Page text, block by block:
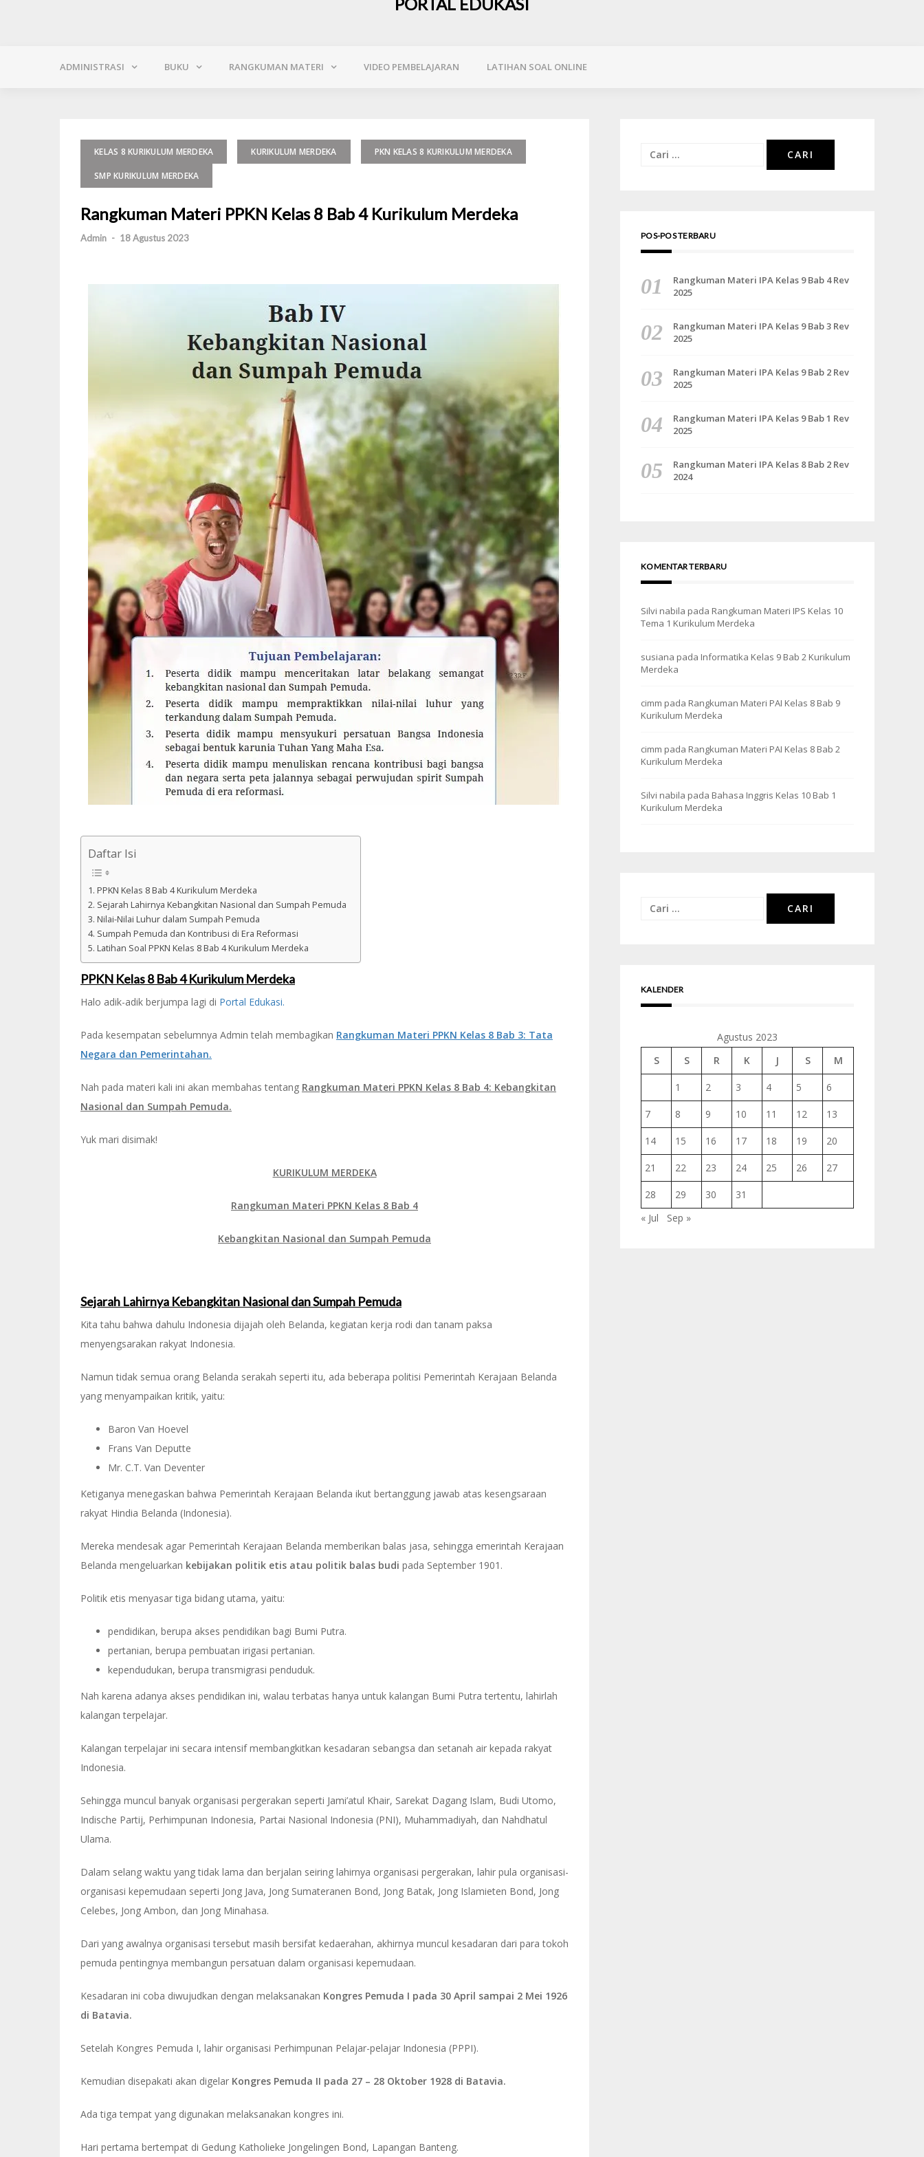
ADMINISTRASI BUKU RANGKUMAN MATERI VIDEO PEMBELAJARAN LATIHAN SOAL ONLINE
KELAS 8 KURIKULUM MERDEKA KURIKULUM MERDEKA PKN KELAS 8 KURIKULUM MERDEKA
SMP KURIKULUM MERDEKA
Rangkuman Materi PPKN Kelas 8 Bab 4 Kurikulum Merdeka
Admin - 18 Agustus 2023
Daftar Isi
PPKN Kelas 8 Bab 4 Kurikulum Merdeka
Sejarah Lahirnya Kebangkitan Nasional dan Sumpah Pemuda
Nilai-Nilai Luhur dalam Sumpah Pemuda
Sumpah Pemuda dan Kontribusi di Era Reformasi
Latihan Soal PPKN Kelas 8 Bab 4 Kurikulum Merdeka
PPKN Kelas 8 Bab 4 Kurikulum Merdeka
Halo adik-adik berjumpa lagi di Portal Edukasi.
Pada kesempatan sebelumnya Admin telah membagikan Rangkuman Materi PPKN Kelas 8 Bab 3: Tata
Negara dan Pemerintahan.
Nah pada materi kali ini akan membahas tentang Rangkuman Materi PPKN Kelas 8 Bab 4: Kebangkitan
Nasional dan Sumpah Pemuda.
Yuk mari disimak!
KURIKULUM MERDEKA
Rangkuman Materi PPKN Kelas 8 Bab 4
Kebangkitan Nasional dan Sumpah Pemuda
Sejarah Lahirnya Kebangkitan Nasional dan Sumpah Pemuda
Kita tahu bahwa dahulu Indonesia dijajah oleh Belanda, kegiatan kerja rodi dan tanam paksa
menyengsarakan rakyat Indonesia.
Namun tidak semua orang Belanda serakah seperti itu, ada beberapa politisi Pemerintah Kerajaan Belanda
yang menyampaikan kritik, yaitu:
Baron Van Hoevel
Frans Van Deputte
Mr. C.T. Van Deventer
Ketiganya menegaskan bahwa Pemerintah Kerajaan Belanda ikut bertanggung jawab atas kesengsaraan
rakyat Hindia Belanda (Indonesia).
Mereka mendesak agar Pemerintah Kerajaan Belanda memberikan balas jasa, sehingga emerintah Kerajaan
Belanda mengeluarkan kebijakan politik etis atau politik balas budi pada September 1901.
Politik etis menyasar tiga bidang utama, yaitu:
pendidikan, berupa akses pendidikan bagi Bumi Putra.
pertanian, berupa pembuatan irigasi pertanian.
kependudukan, berupa transmigrasi penduduk.
Nah karena adanya akses pendidikan ini, walau terbatas hanya untuk kalangan Bumi Putra tertentu, lahirlah
kalangan terpelajar.
Kalangan terpelajar ini secara intensif membangkitkan kesadaran sebangsa dan setanah air kepada rakyat
Indonesia.
Sehingga muncul banyak organisasi pergerakan seperti Jami’atul Khair, Sarekat Dagang Islam, Budi Utomo,
Indische Partij, Perhimpunan Indonesia, Partai Nasional Indonesia (PNI), Muhammadiyah, dan Nahdhatul
Ulama.
Dalam selang waktu yang tidak lama dan berjalan seiring lahirnya organisasi pergerakan, lahir pula organisasi-
organisasi kepemudaan seperti Jong Java, Jong Sumateranen Bond, Jong Batak, Jong Islamieten Bond, Jong
Celebes, Jong Ambon, dan Jong Minahasa.
Dari yang awalnya organisasi tersebut masih bersifat kedaerahan, akhirnya muncul kesadaran dari para tokoh
pemuda pentingnya membangun persatuan dalam organisasi kepemudaan.
Kesadaran ini coba diwujudkan dengan melaksanakan Kongres Pemuda I pada 30 April sampai 2 Mei 1926
di Batavia.
Setelah Kongres Pemuda I, lahir organisasi Perhimpunan Pelajar-pelajar Indonesia (PPPI).
Kemudian disepakati akan digelar Kongres Pemuda II pada 27 – 28 Oktober 1928 di Batavia.
Ada tiga tempat yang digunakan melaksanakan kongres ini.
Hari pertama bertempat di Gedung Katholieke Jongelingen Bond, Lapangan Banteng.
Cari
POS-POS TERBARU
Rangkuman Materi IPA Kelas 9 Bab 4 Rev
2025
Rangkuman Materi IPA Kelas 9 Bab 3 Rev
2025
Rangkuman Materi IPA Kelas 9 Bab 2 Rev
2025
Rangkuman Materi IPA Kelas 9 Bab 1 Rev
2025
Rangkuman Materi IPA Kelas 8 Bab 2 Rev
2024
KOMENTAR TERBARU
Silvi nabila pada Rangkuman Materi IPS Kelas 10
Tema 1 Kurikulum Merdeka
susiana pada Informatika Kelas 9 Bab 2 Kurikulum
Merdeka
cimm pada Rangkuman Materi PAI Kelas 8 Bab 9
Kurikulum Merdeka
cimm pada Rangkuman Materi PAI Kelas 8 Bab 2
Kurikulum Merdeka
Silvi nabila pada Bahasa Inggris Kelas 10 Bab 1
Kurikulum Merdeka
Cari
KALENDER
Agustus 2023
S
S R K J S M
1 2 3 4 5 6
7 8 9 10 11 12 13
14 15 16 17 18 19 20
21 22 23 24 25 26 27
28 29 30
31
« Jul
Sep »